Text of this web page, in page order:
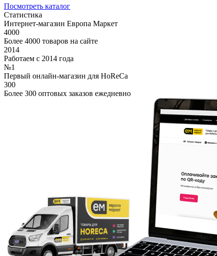
Посмотреть каталог
Статистика
Интернет-магазин Европа Маркет
4000
Более 4000 товаров на сайте
2014
Работаем с 2014 года
№1
Первый онлайн-магазин для HoReCa
300
Более 300 оптовых заказов ежедневно